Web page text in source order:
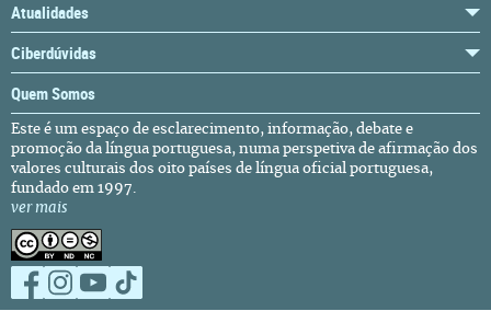
Atualidades
Ciberdúvidas
Quem Somos
Este é um espaço de esclarecimento, informação, debate e
promoção da língua portuguesa, numa perspetiva de afirmação dos
valores culturais dos oito países de língua oficial portuguesa,
fundado em 1997.
ver mais